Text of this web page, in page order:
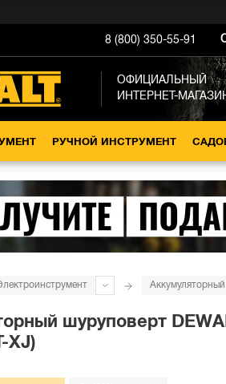
8 (800) 350-55-91
ОФИЦИАЛЬНЫЙ
ИНТЕРНЕТ-
РУЧНОЙ ИНСТРУМЕНТ
шуруповерт
XJ)